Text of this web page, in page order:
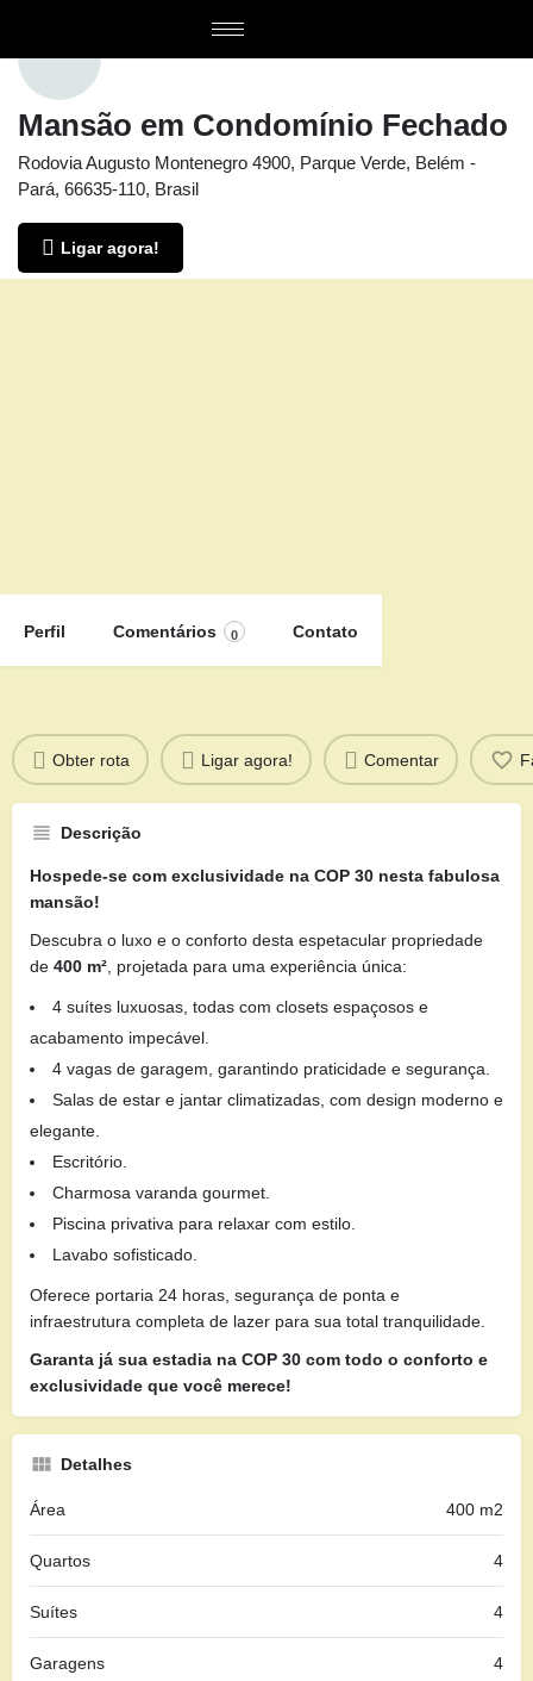
Mansão em Condomínio Fechado
Rodovia Augusto Montenegro 4900, Parque Verde, Belém -
Pará, 66635-110, Brasil
Ligar agora!
Perfil Comentários 0 Contato
Obter rota Ligar agora! Comentar
Descrição
Hospede-se com exclusividade na COP 30 nesta fabulosa
mansão!
Descubra o luxo e o conforto desta espetacular propriedade
de 400 m² , projetada para uma experiência única:
4 suítes luxuosas, todas com closets espaçosos e
acabamento impecável.
4 vagas de garagem, garantindo praticidade e segurança.
Salas de estar e jantar climatizadas, com design moderno e
elegante.
Escritório.
Charmosa varanda gourmet.
Piscina privativa para relaxar com estilo.
Lavabo sofisticado.
Oferece portaria 24 horas, segurança de ponta e
infraestrutura completa de lazer para sua total tranquilidade.
Garanta já sua estadia na COP 30 com todo o conforto e
exclusividade que você merece!
Detalhes
Área 400 m2
Quartos 4
Suítes 4
Garagens 4